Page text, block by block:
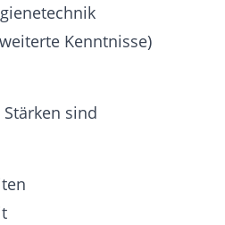
Kenntnisse)
sind